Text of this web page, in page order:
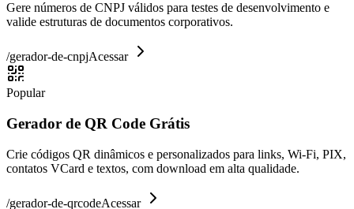
Gere números de CNPJ válidos para testes de desenvolvimento e
valide estruturas de documentos corporativos.
/gerador-de-cnpjAcessar
Popular
Gerador de QR Code Grátis
Crie códigos QR dinâmicos e personalizados para links, Wi-Fi, PIX,
contatos VCard e textos, com download em alta qualidade.
/gerador-de-qrcodeAcessar